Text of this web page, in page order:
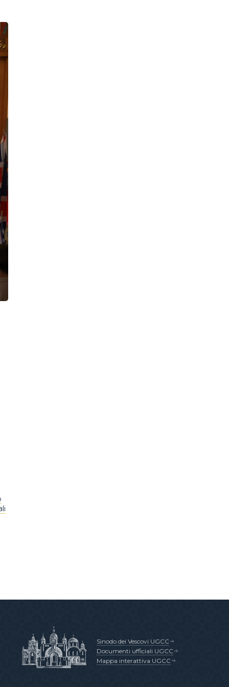
Sinodo dei Vescovi UGCC
Documenti ufficiali UGCC
Mappa interattiva UGCC